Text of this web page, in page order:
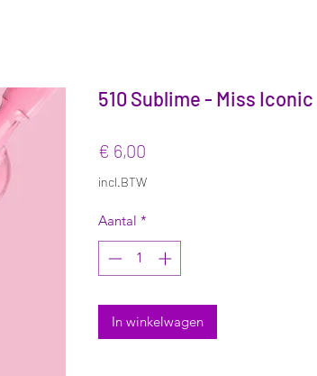
510 Sublime - Miss Iconic
€ 6,00
incl.BTW
Aantal *
In winkelwagen